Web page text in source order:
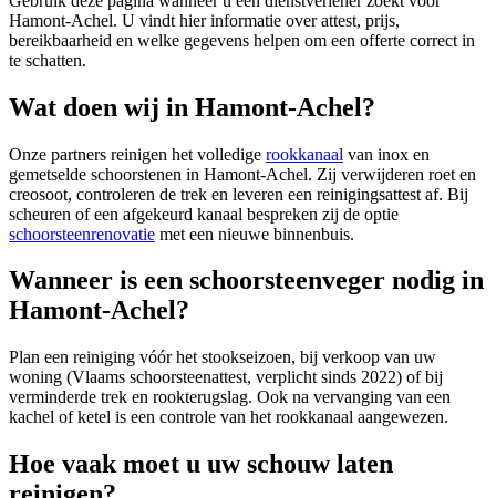
Hamont-Achel. U vindt hier informatie over attest, prijs,
bereikbaarheid en welke gegevens helpen om een offerte correct in
te schatten.
Wat doen wij in Hamont-Achel?
Onze partners reinigen het volledige rookkanaal van inox en
gemetselde schoorstenen in Hamont-Achel. Zij verwijderen roet en
creosoot, controleren de trek en leveren een reinigingsattest af. Bij
scheuren of een afgekeurd kanaal bespreken zij de optie
schoorsteenrenovatie met een nieuwe binnenbuis.
Wanneer is een schoorsteenveger nodig in
Hamont-Achel?
Plan een reiniging vóór het stookseizoen, bij verkoop van uw
woning (Vlaams schoorsteenattest, verplicht sinds 2022) of bij
verminderde trek en rookterugslag. Ook na vervanging van een
kachel of ketel is een controle van het rookkanaal aangewezen.
Hoe vaak moet u uw schouw laten